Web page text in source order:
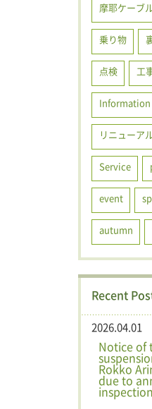
摩耶ケーブ
乗り物
点検 工
Information
リニューア
Service
event
autumn
Recent
2026.04.01
Notice of
Rokko
due to